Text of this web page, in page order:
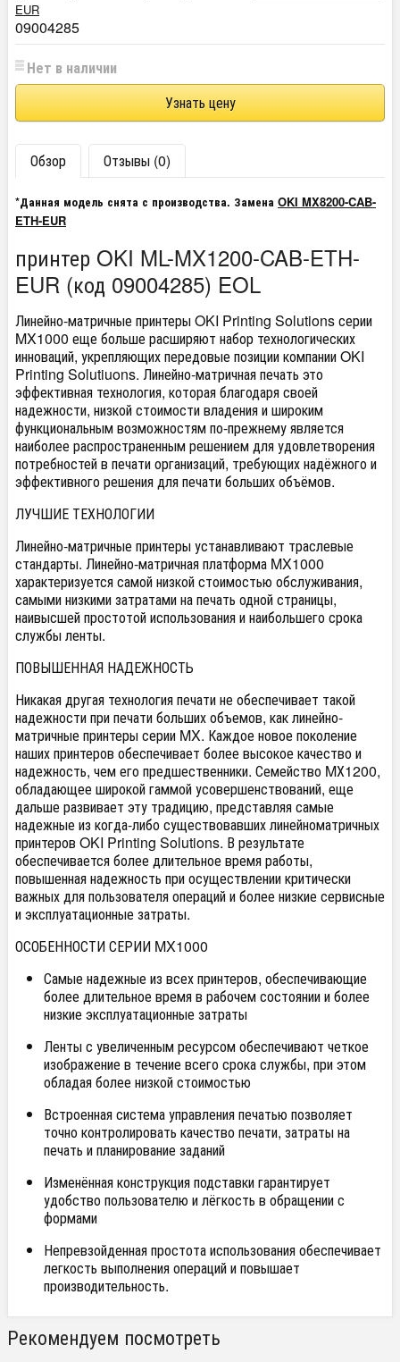
EUR
09004285
Нет в наличии
Узнать цену
Обзор Отзывы (0)
*Данная модель снята с производства. Замена OKI MX8200-CAB-
ETH-EUR
принтер OKI ML-MX1200-CAB-ETH-
EUR (код 09004285) EOL
Линейно-матричные принтеры OKI Printing Solutions серии
MX1000 еще больше расширяют набор технологических
инноваций, укрепляющих передовые позиции компании OKI
Printing Solutiuons. Линейно-матричная печать это
эффективная технология, которая благодаря своей
надежности, низкой стоимости владения и широким
функциональным возможностям по-прежнему является
наиболее распространенным решением для удовлетворения
потребностей в печати организаций, требующих надёжного и
эффективного решения для печати больших объёмов.
ЛУЧШИЕ ТЕХНОЛОГИИ
Линейно-матричные принтеры устанавливают траслевые
стандарты. Линейно-матричная платформа MX1000
характеризуется самой низкой стоимостью обслуживания,
самыми низкими затратами на печать одной страницы,
наивысшей простотой использования и наибольшего срока
службы ленты.
ПОВЫШЕННАЯ НАДЕЖНОСТЬ
Никакая другая технология печати не обеспечивает такой
надежности при печати больших объемов, как линейно-
матричные принтеры серии MX. Каждое новое поколение
наших принтеров обеспечивает более высокое качество и
надежность, чем его предшественники. Семейство MХ1200,
обладающее широкой гаммой усовершенствований, еще
дальше развивает эту традицию, представляя самые
надежные из когда-либо существовавших линейноматричных
принтеров OKI Printing Solutions. В результате
обеспечивается более длительное время работы,
повышенная надежность при осуществлении критически
важных для пользователя операций и более низкие сервисные
и эксплуатационные затраты.
ОСОБЕННОСТИ СЕРИИ MX1000
Самые надежные из всех принтеров, обеспечивающие
более длительное время в рабочем состоянии и более
низкие эксплуатационные затраты
Ленты с увеличенным ресурсом обеспечивают четкое
изображение в течение всего срока службы, при этом
обладая более низкой стоимостью
Встроенная система управления печатью позволяет
точно контролировать качество печати, затраты на
печать и планирование заданий
Изменённая конструкция подставки гарантирует
удобство пользователю и лёгкость в обращении с
формами
Непревзойденная простота использования обеспечивает
легкость выполнения операций и повышает
производительность.
Рекомендуем посмотреть